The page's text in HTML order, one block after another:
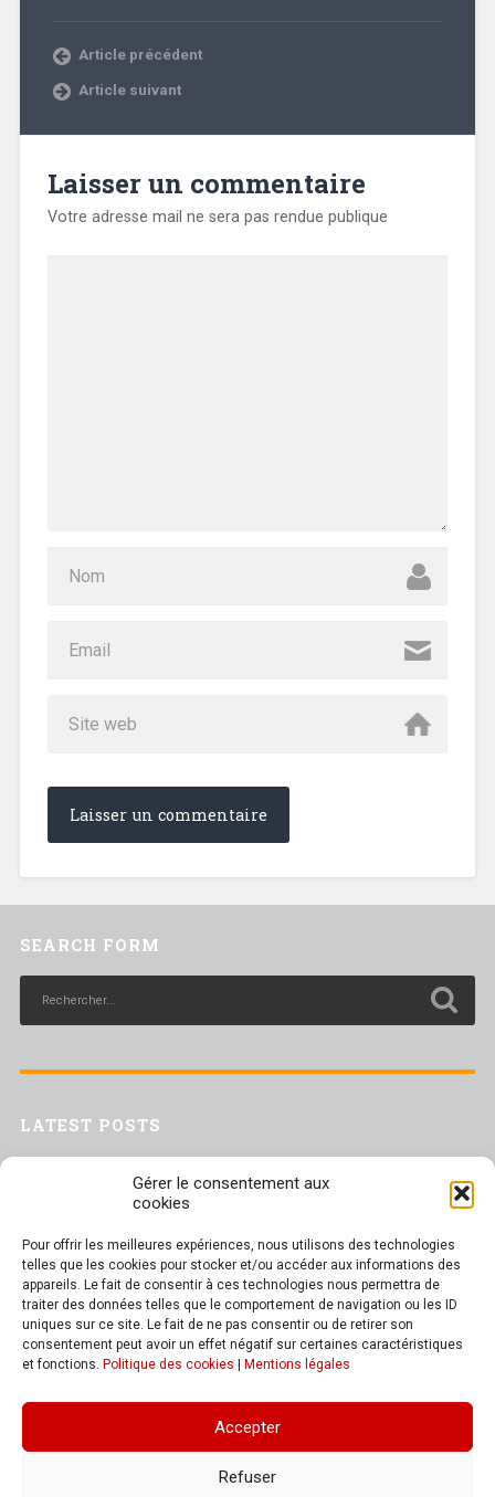
Gérer le consentement aux
cookies
Pour offrir les meilleures expériences, nous utilisons des technologies
telles que les cookies pour stocker et/ou accéder aux informations des
appareils. Le fait de consentir à ces technologies nous permettra de
traiter des données telles que le comportement de navigation ou les ID
uniques sur ce site. Le fait de ne pas consentir ou de retirer son
consentement peut avoir un effet négatif sur certaines caractéristiques
et fonctions. Politique des cookies Mentions légales
Accepter
Refuser
Article précédent
Article suivant
Laisser un commentaire
Votre adresse mail ne sera pas rendue publique
SEARCH FORM
LATEST POSTS
Trac confédéral sur les situations de travail par forte chaleur
Séance plénière du CESER du 23 juin 2026
Tract UD 25 — Une nouvelle attaque contre nos droits : les arrêts
maladie
TEXT WIDGET
These widgets are displayed because you haven't added any widgets of
your own yet. You can do so at Appearance > Widgets in the WordPress